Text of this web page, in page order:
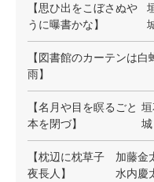
【思ひ出をこぼさぬや
うに曝書かな】
【図書館のカーテンは白
雨】
【名月や目を瞑るごと
本を閉づ】
【枕辺に枕草子
夜長人】
加藤金
水内慶